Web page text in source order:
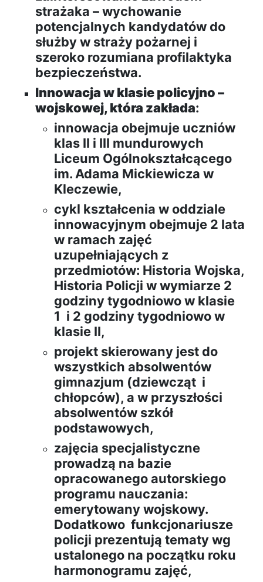
strażaka – wychowanie
potencjalnych kandydatów do
służby w straży pożarnej i
szeroko rozumiana profilaktyka
bezpieczeństwa.
Innowacja w klasie policyjno –
wojskowej, która zakłada:
innowacja obejmuje uczniów
klas II i III mundurowych
Liceum Ogólnokształcącego
im. Adama Mickiewicza w
Kleczewie,
cykl kształcenia w oddziale
innowacyjnym obejmuje 2 lata
w ramach zajęć
uzupełniających z
przedmiotów: Historia Wojska,
Historia Policji w wymiarze 2
godziny tygodniowo w klasie
1 i 2 godziny tygodniowo w
klasie II,
projekt skierowany jest do
wszystkich absolwentów
gimnazjum (dziewcząt i
chłopców), a w przyszłości
absolwentów szkół
podstawowych,
zajęcia specjalistyczne
prowadzą na bazie
opracowanego autorskiego
programu nauczania:
emerytowany wojskowy.
Dodatkowo funkcjonariusze
policji prezentują tematy wg
ustalonego na początku roku
harmonogramu zajęć,